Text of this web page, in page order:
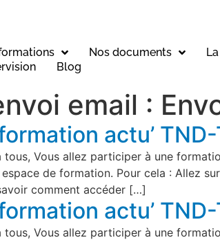
Nos documents
Blog
email :
actu’
Vous allez participer à une
de formation. Pour cela : Allez
comment accéder […]
actu’
Vous allez participer à une